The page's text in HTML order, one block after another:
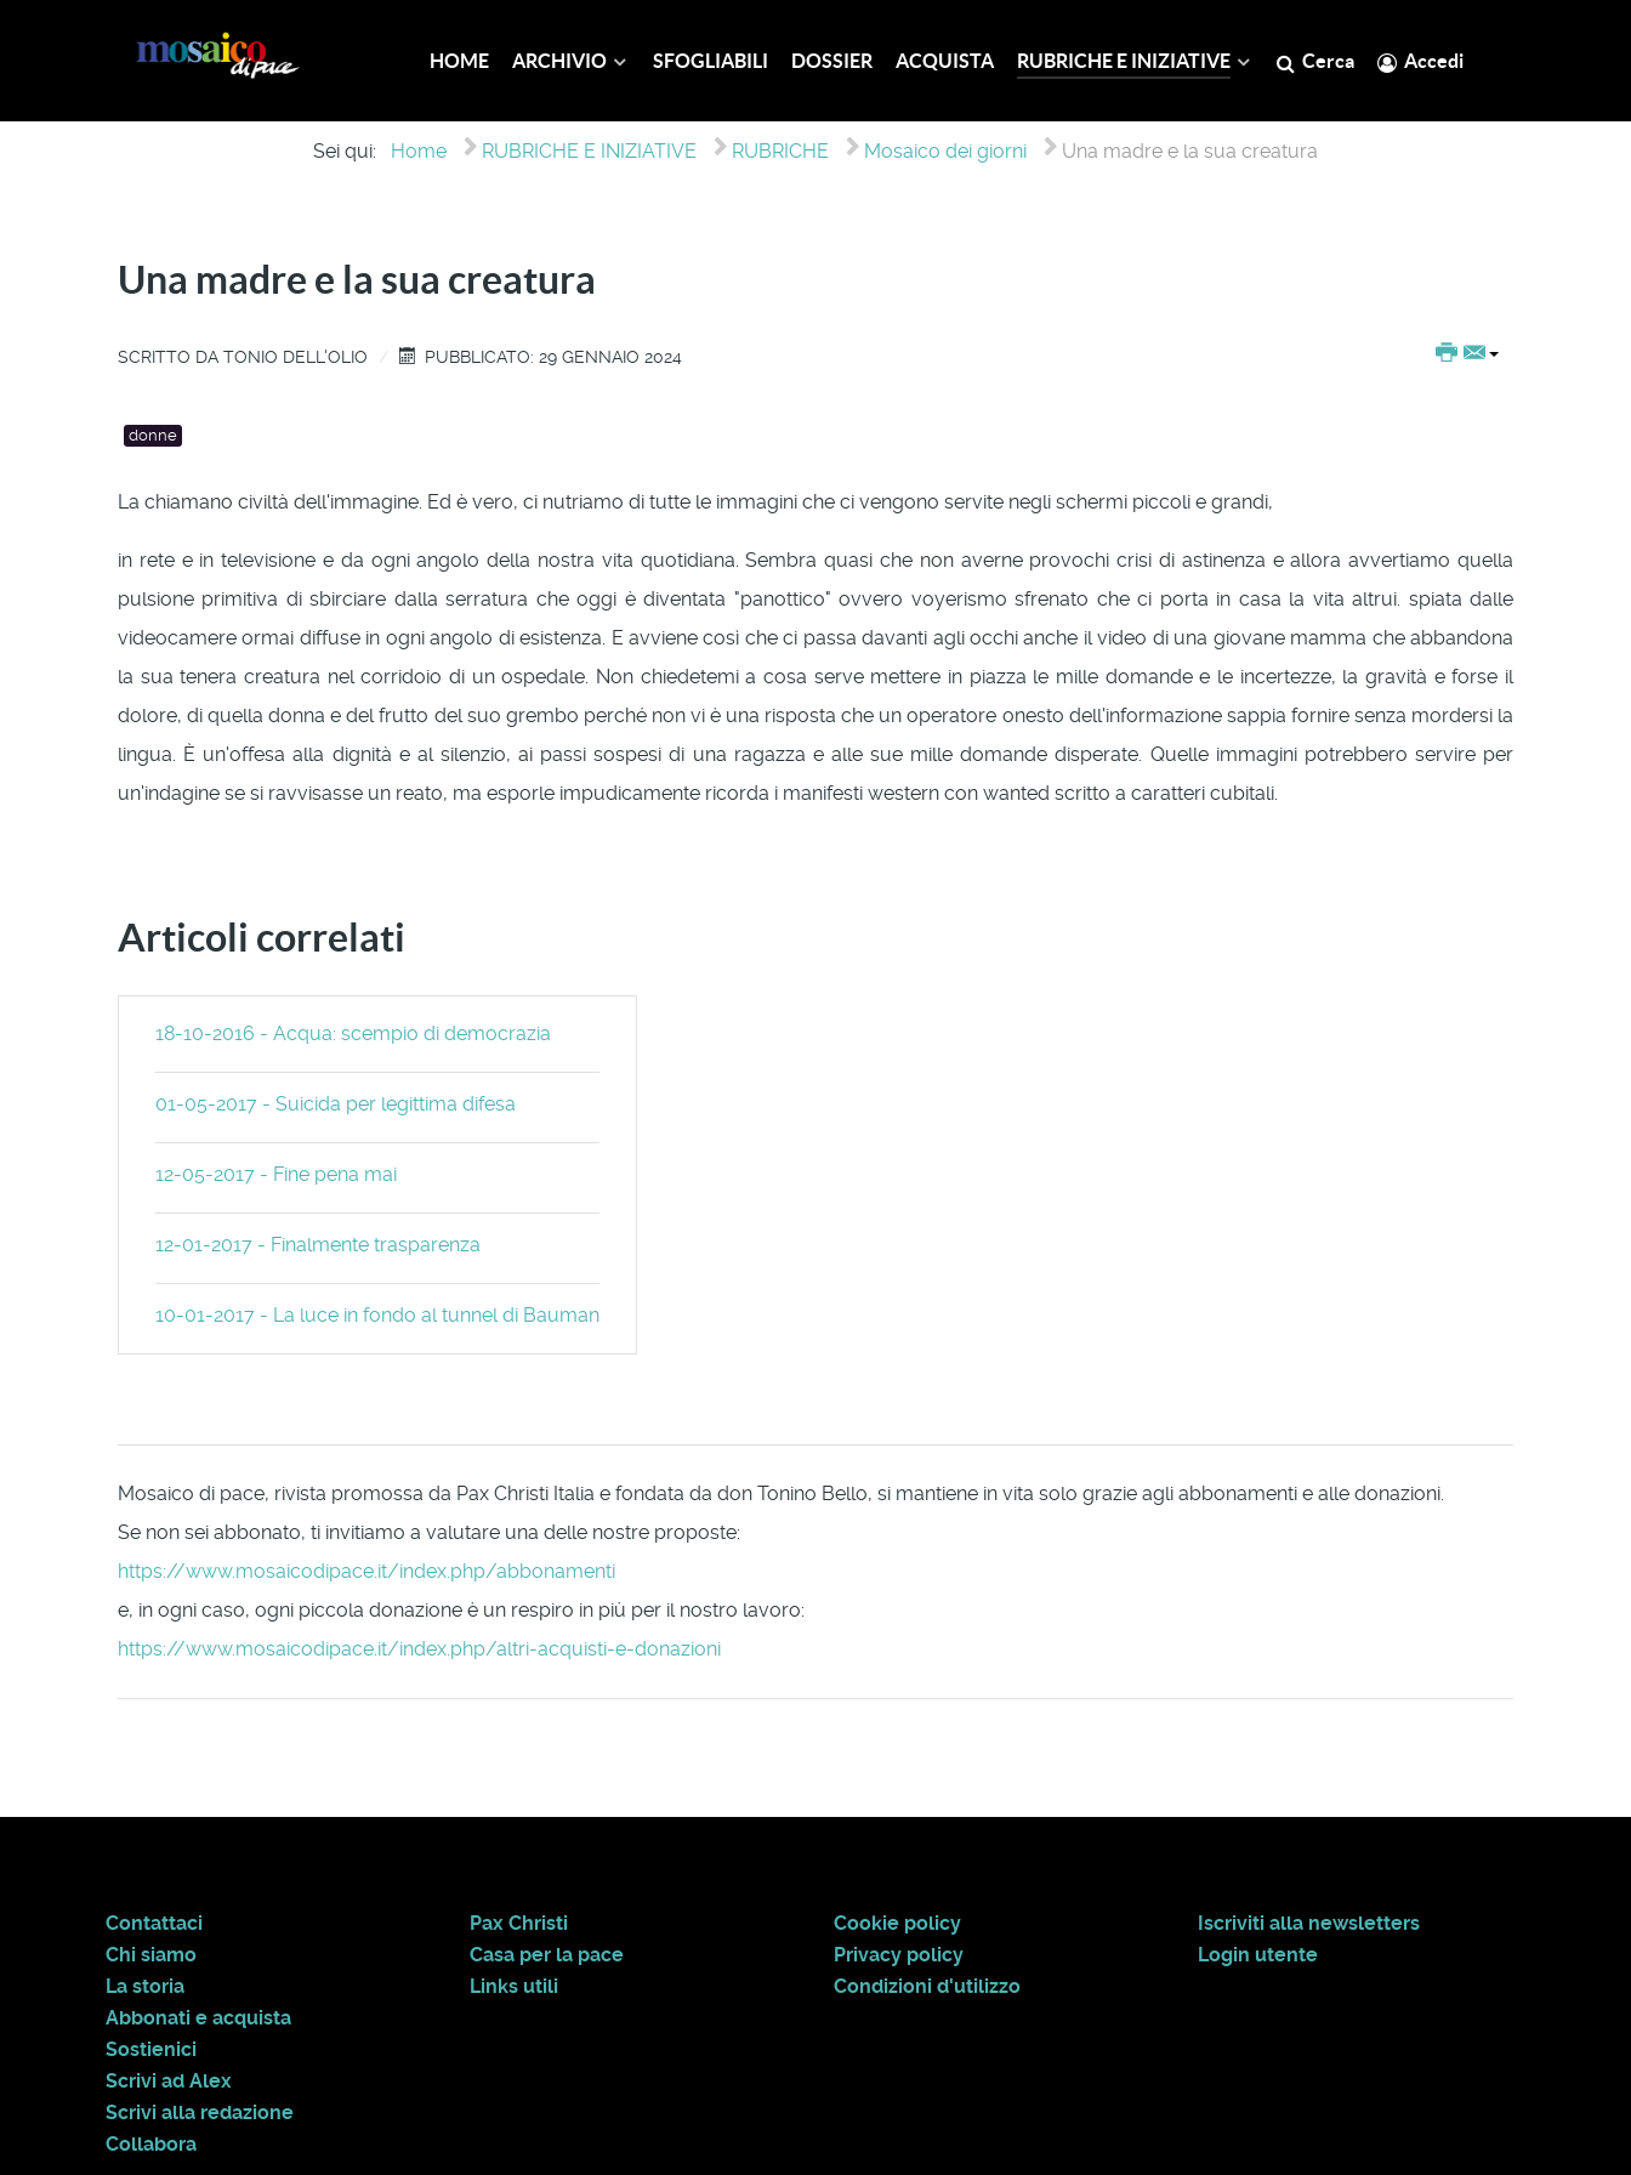
HOME ARCHIVIO SFOGLIABILI DOSSIER ACQUISTA RUBRICHE E INIZIATIVE Cerca Accedi
Sei qui: Home RUBRICHE E INIZIATIVE RUBRICHE Mosaico dei giorni Una madre e la sua creatura
Una madre e la sua creatura
SCRITTO DA TONIO DELL'OLIO PUBBLICATO: 29 GENNAIO 2024
donne
La chiamano civiltà dell'immagine. Ed è vero, ci nutriamo di tutte le immagini che ci vengono servite negli schermi piccoli e grandi,
in rete e in televisione e da ogni angolo della nostra vita quotidiana. Sembra quasi che non averne provochi crisi di astinenza e allora avvertiamo quella
pulsione primitiva di sbirciare dalla serratura che oggi è diventata "panottico" ovvero voyerismo sfrenato che ci porta in casa la vita altrui. spiata dalle
videocamere ormai diffuse in ogni angolo di esistenza. E avviene così che ci passa davanti agli occhi anche il video di una giovane mamma che abbandona
la sua tenera creatura nel corridoio di un ospedale. Non chiedetemi a cosa serve mettere in piazza le mille domande e le incertezze, la gravità e forse il
dolore, di quella donna e del frutto del suo grembo perché non vi è una risposta che un operatore onesto dell'informazione sappia fornire senza mordersi la
lingua. È un'offesa alla dignità e al silenzio, ai passi sospesi di una ragazza e alle sue mille domande disperate. Quelle immagini potrebbero servire per
un'indagine se si ravvisasse un reato, ma esporle impudicamente ricorda i manifesti western con wanted scritto a caratteri cubitali.
Articoli correlati
18-10-2016 - Acqua: scempio di democrazia
01-05-2017 - Suicida per legittima difesa
12-05-2017 - Fine pena mai
12-01-2017 - Finalmente trasparenza
10-01-2017 - La luce in fondo al tunnel di Bauman
Mosaico di pace, rivista promossa da Pax Christi Italia e fondata da don Tonino Bello, si mantiene in vita solo grazie agli abbonamenti e alle donazioni.
Se non sei abbonato, ti invitiamo a valutare una delle nostre proposte:
https://www.mosaicodipace.it/index.php/abbonamenti
e, in ogni caso, ogni piccola donazione è un respiro in più per il nostro lavoro:
https://www.mosaicodipace.it/index.php/altri-acquisti-e-donazioni
Contattaci
Chi siamo
La storia
Abbonati e acquista
Sostienici
Scrivi ad Alex
Scrivi alla redazione
Collabora
Pax Christi
Casa per la pace
Links utili
Cookie policy
Privacy policy
Condizioni d'utilizzo
Iscriviti alla newsletters
Login utente